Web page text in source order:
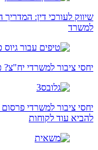
שיווק לעורכי דין:
למשרד
יחסי ציבור למשרדי יח"צ?
יחסי ציבור למשרדי
להביא עוד לקוחות